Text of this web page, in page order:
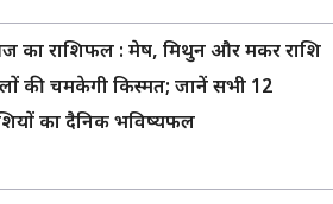
का राशिफल : मेष, मिथुन और मकर राशि
की चमकेगी किस्मत; जानें सभी 12
का दैनिक भविष्यफल